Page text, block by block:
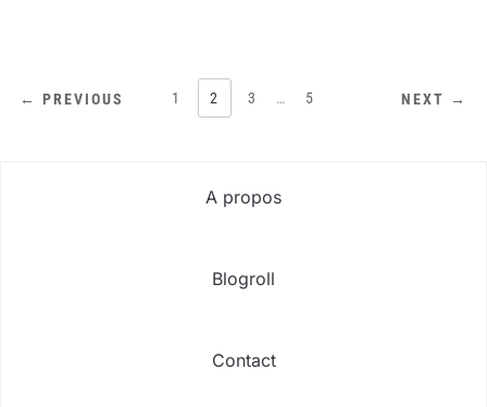
PAGINATION
← PREVIOUS 1 2 3 … 5 NEXT →
A propos
Blogroll
Contact